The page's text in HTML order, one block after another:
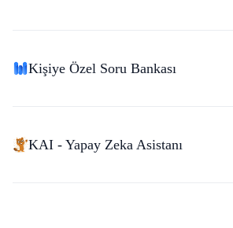
Kişiye Özel Soru Bankası
KAI - Yapay Zeka Asistanı